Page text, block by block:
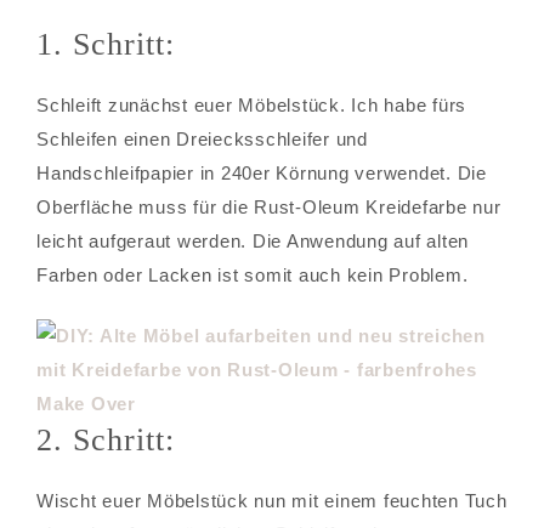
1. Schritt:
Schleift zunächst euer Möbelstück. Ich habe fürs
Schleifen einen Dreiecksschleifer und
Handschleifpapier in 240er Körnung verwendet. Die
Oberfläche muss für die Rust-Oleum Kreidefarbe nur
leicht aufgeraut werden. Die Anwendung auf alten
Farben oder Lacken ist somit auch kein Problem.
2. Schritt:
Wischt euer Möbelstück nun mit einem feuchten Tuch